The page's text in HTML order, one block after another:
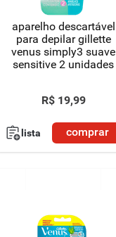
aparelho descartável
para depilar gillette
venus simply3 suave
sensitive 2 unidades
R$ 19,99
lista comprar